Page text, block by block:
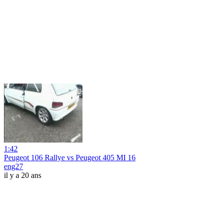
1:42
Peugeot 106 Rallye vs Peugeot 405 MI 16
eng27
il y a 20 ans